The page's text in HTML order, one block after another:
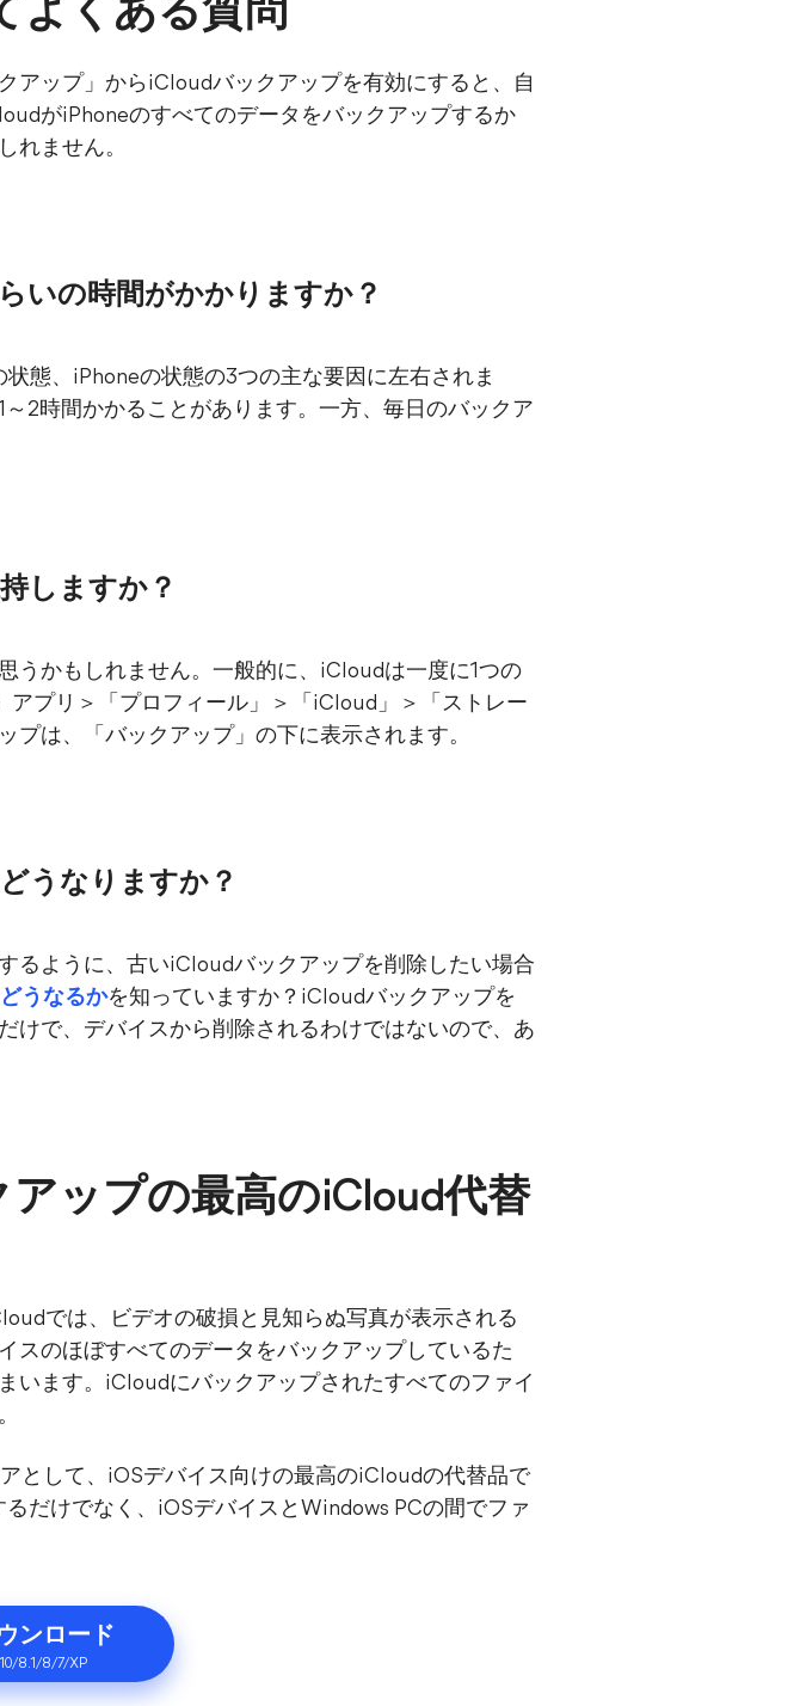
よくある質問
アップ」からiCloudバックアップを有効にすると、自
がiPhoneのすべてのデータをバックアップするか
れません。
いの時間がかかりますか？
態、iPhoneの状態の3つの主な要因に左右されま
2時間かかることがあります。一方、毎日のバックア
しますか？
うかもしれません。一般的に、iCloudは一度に1つの
プリ＞「プロフィール」＞「iCloud」＞「ストレー
は、「バックアップ」の下に表示されます。
うなりますか？
るように、古いiCloudバックアップを削除したい場合
うなるかを知っていますか？iCloudバックアップを
けで、デバイスから削除されるわけではないので、あ
ップの最高のiCloud代替
では、ビデオの破損と見知らぬ写真が表示される
スのほぼすべてのデータをバックアップしているた
います。iCloudにバックアップされたすべてのファイ
として、iOSデバイス向けの最高のiCloudの代替品で
だけでなく、iOSデバイスとWindows PCの間でファ
ンロード
8.1/8/7/XP